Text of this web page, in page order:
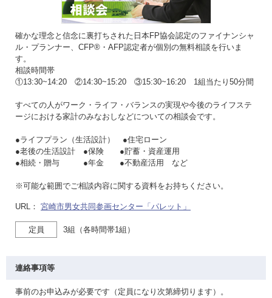
確かな理念と信念に裏打ちされた日本FP協会認定のファイナンシャ
ル・プランナー、CFP®・AFP認定者が個別の無料相談を行いま
す。
相談時間帯
①13:30~14:20 ②14:30~15:20 ③15:30~16:20 1組当たり50分間
すべての人がワーク・ライフ・バランスの実現や今後のライフステ
ージにおける家計のみなおしなどについての相談会です。
●ライフプラン（生活設計） ●住宅ローン
●老後の生活設計 ●保険 ●貯蓄・資産運用
●相続・贈与 ●年金 ●不動産活用 など
※可能な範囲でご相談内容に関する資料をお持ちください。
URL： 宮崎市男女共同参画センター「パレット」
定員 3組（各時間帯1組）
連絡事項等
事前のお申込みが必要です（定員になり次第締切ります）。